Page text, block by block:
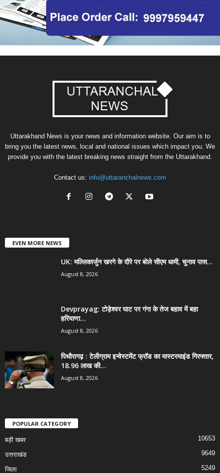
Uttarakhand News is your news and information website. Our aim is to
bring you the latest news, local and national issues which impact you. We
provide you with the latest breaking news straight from the Uttarakhand.
Contact us: info@uttaranchalnews.com
EVEN MORE NEWS
UK: मल्लिकार्जुन खरगे के दौरे पर बोले सीएम धामी, चुनाव पास...
August 8, 2026
Devprayag: टोड़ेश्वर घाट पर गंगा के तेज बहाव में बहा
हरियाणा...
August 8, 2026
पिथौरागढ़ : टेलीग्राम इन्वेस्टमेंट फ्रॉड का मास्टरमाइंड गिरफ्तार,
18.96 लाख की...
August 8, 2026
POPULAR CATEGORY
बड़ी खबर 10653
उत्तराखंड 9649
जिला 5249